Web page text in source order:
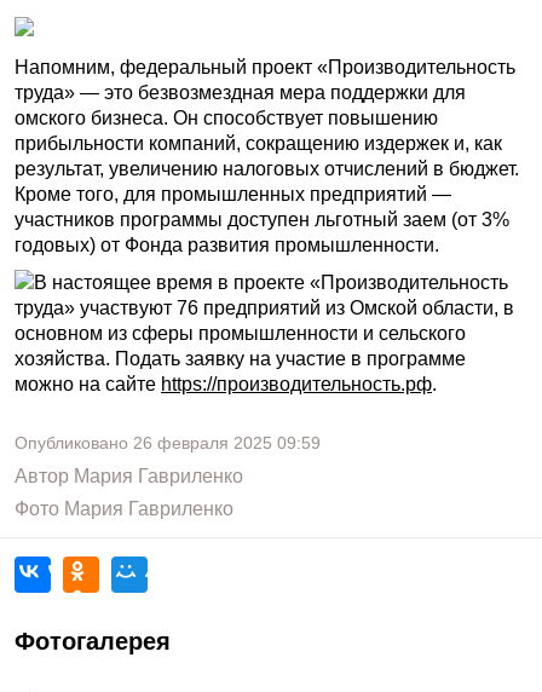
Напомним, федеральный проект «Производительность
труда» — это безвозмездная мера поддержки для
омского бизнеса. Он способствует повышению
прибыльности компаний, сокращению издержек и, как
результат, увеличению налоговых отчислений в бюджет.
Кроме того, для промышленных предприятий —
участников программы доступен льготный заем (от 3%
годовых) от Фонда развития промышленности.
В настоящее время в проекте «Производительность
труда» участвуют 76 предприятий из Омской области, в
основном из сферы промышленности и сельского
хозяйства. Подать заявку на участие в программе
можно на сайте https://производительность.рф.
Опубликовано 26 февраля 2025 09:59
Автор Мария Гавриленко
Фото Мария Гавриленко
Фотогалерея